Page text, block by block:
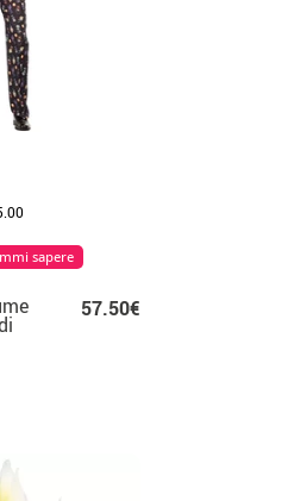
57.50€
sapere